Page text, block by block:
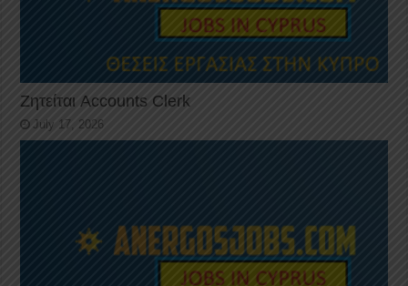
Ζητείται Accounts Clerk
July 17, 2026